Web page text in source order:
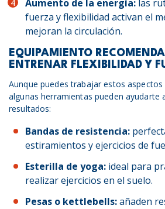
Aumento de la energía: las
fuerza y flexibilidad activan el
mejoran la circulación.
EQUIPAMIENTO
ENTRENAR FLEXIBILIDAD Y
Aunque puedes trabajar estos
algunas herramientas pueden ayudarte
resultados:
Bandas de resistencia:
estiramientos y ejercicios de
Esterilla de yoga: ideal para
realizar ejercicios en el suelo.
Pesas o kettlebells:añaden